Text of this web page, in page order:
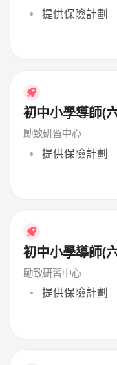
提供保險計劃
初中小學導師(
勵致研習中心
提供保險計劃
初中小學導師(
勵致研習中心
提供保險計劃